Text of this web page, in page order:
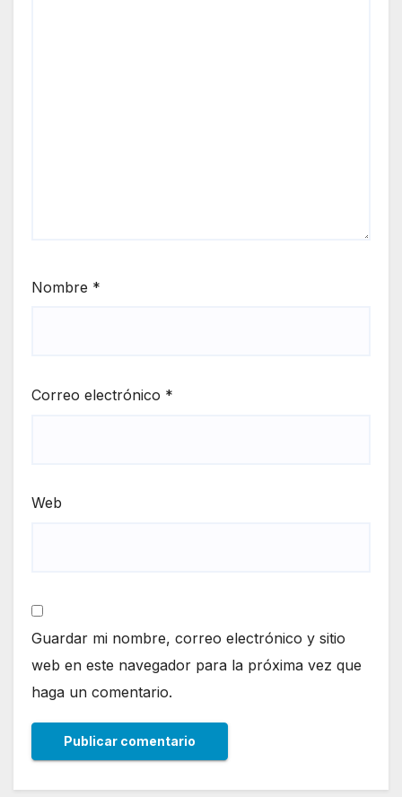
Nombre *
Correo electrónico *
Web
Guardar mi nombre, correo electrónico y sitio
web en este navegador para la próxima vez que
haga un comentario.